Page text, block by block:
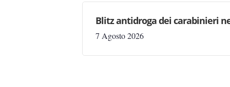
Blitz antidroga dei carabinieri
7 Agosto 2026